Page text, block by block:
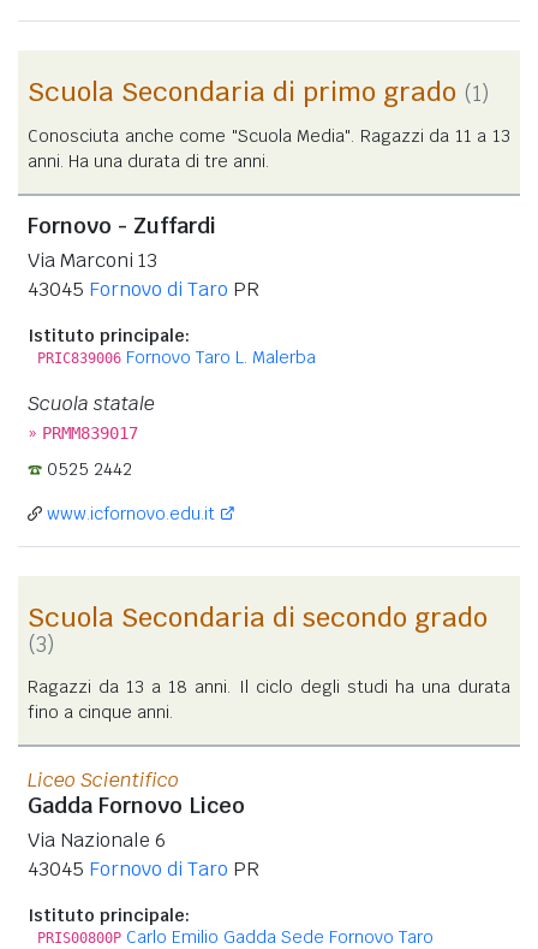
Scuola Secondaria di primo grado (1)
Conosciuta anche come "Scuola Media". Ragazzi da 11 a 13
anni. Ha una durata di tre anni.
Fornovo - Zuffardi
Via Marconi 13
43045 Fornovo di Taro PR
Istituto principale:
PRIC839006 Fornovo Taro L. Malerba
Scuola statale
» PRMM839017
0525 2442
www.icfornovo.edu.it
Scuola Secondaria di secondo grado
(3)
Ragazzi da 13 a 18 anni. Il ciclo degli studi ha una durata
fino a cinque anni.
Liceo Scientifico
Gadda Fornovo Liceo
Via Nazionale 6
43045 Fornovo di Taro PR
Istituto principale:
PRIS00800P Carlo Emilio Gadda Sede Fornovo Taro